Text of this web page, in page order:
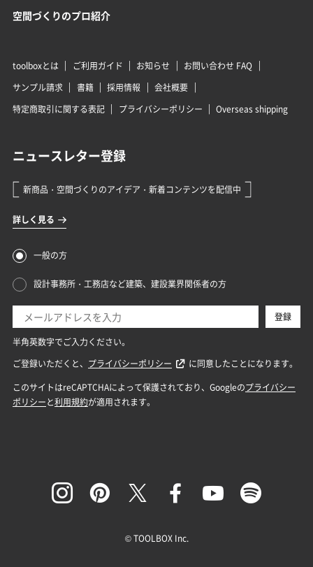
空間づくりのプロ紹介
toolboxとは ご利用ガイド お知らせ
お問い合わせ FAQ
サンプル請求
書籍 採用情報
会社概要
特定商取引に関する表記
プライバシーポリシー Overseas shipping
© TOOLBOX Inc.